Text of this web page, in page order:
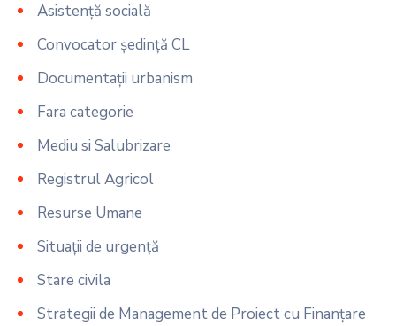
Asistență socială
Convocator ședință CL
Documentații urbanism
Fara categorie
Mediu si Salubrizare
Registrul Agricol
Resurse Umane
Situații de urgență
Stare civila
Strategii de Management de Proiect cu Finanțare